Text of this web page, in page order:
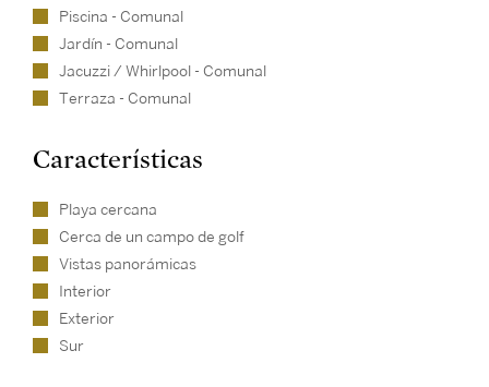
Piscina - Comunal
Jardín - Comunal
Jacuzzi / Whirlpool - Comunal
Terraza - Comunal
Características
Playa cercana
Cerca de un campo de golf
Vistas panorámicas
Interior
Exterior
Sur